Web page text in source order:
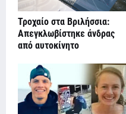
Τροχαίο στα Βριλήσσια:
Απεγκλωβίστηκε άνδρας
από αυτοκίνητο